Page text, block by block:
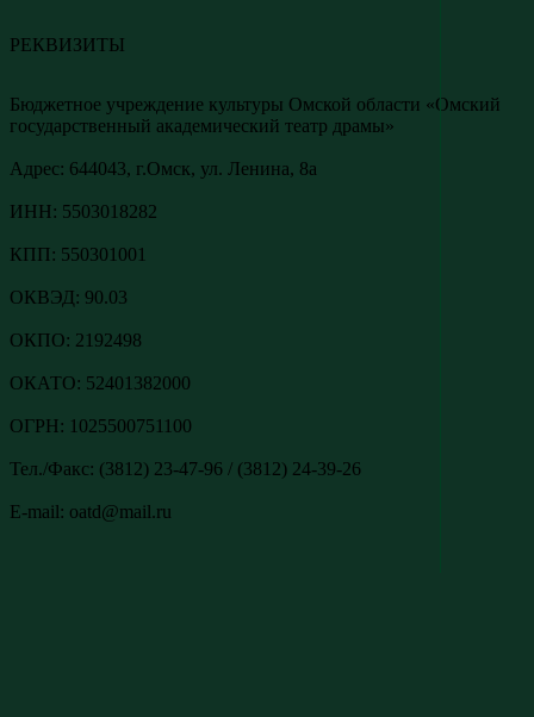
РЕКВИЗИТЫ
Бюджетное учреждение культуры Омской области «Омский
государственный академический театр драмы»
Адреc: 644043, г.Омск, ул. Ленина, 8а
ИНН: 5503018282
КПП: 550301001
ОКВЭД: 90.03
ОКПО: 2192498
ОКАТО: 52401382000
ОГРН: 1025500751100
Тел./Факс: (3812) 23-47-96 / (3812) 24-39-26
E-mail: oatd@mail.ru